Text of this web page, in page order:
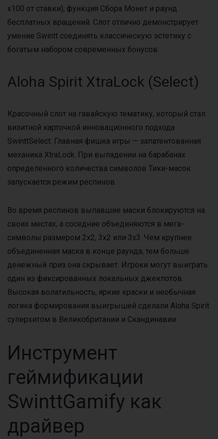
х100 от ставки), функция Сбора Монет и раунд
бесплатных вращений. Слот отлично демонстрирует
умение Swintt соединять классическую эстетику с
богатым набором современных бонусов.
Aloha Spirit XtraLock (Select)
Красочный слот на гавайскую тематику, который стал
визитной карточкой инновационного подхода
SwinttSelect. Главная фишка игры — запатентованная
механика XtraLock. При выпадении на барабанах
определенного количества символов Тики-масок
запускается режим респинов.
Во время респинов выпавшие маски блокируются на
своих местах, а соседние объединяются в мега-
символы размером 2х2, 3х2 или 3х3. Чем крупнее
объединенная маска в конце раунда, тем больше
денежный приз она скрывает. Игроки могут выиграть
один из фиксированных локальных джекпотов.
Высокая волатильность, яркие краски и необычная
логика формирования выигрышей сделали Aloha Spirit
суперхитом в Великобритании и Скандинавии.
Инструмент
геймификации
SwinttGamify как
драйвер